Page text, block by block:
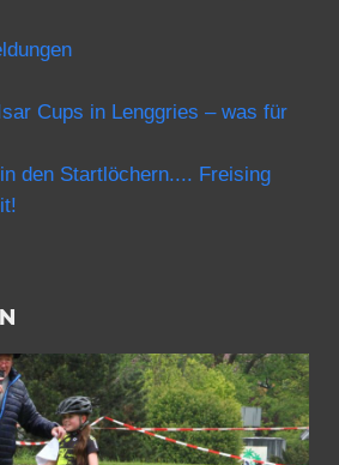
Cups in Lenggries – was für
den Startlöchern.... Freising